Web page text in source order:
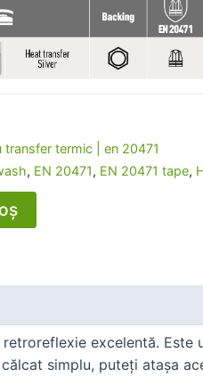
transfer termic | en 20471
, EN 20471, EN 20471 tape,
excelentă.
simplu, puteți atașa